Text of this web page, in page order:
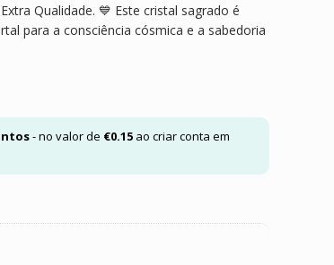
Qualidade. 💙 Este cristal sagrado é
para a consciência cósmica e a sabedoria
- no valor de €0.15 ao criar conta em